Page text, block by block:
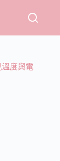
度與電